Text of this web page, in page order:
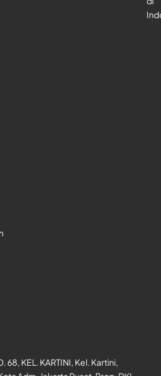
68, KEL. KARTINI, Kel. Kartini,